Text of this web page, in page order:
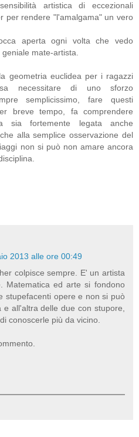
artistica di eccezionali
per rendere "l'amalgama" un vero
aperta ogni volta che vedo
mate-artista.
geometria euclidea per i ragazzi
necessitare di uno sforzo
semplicissimo, fare questi
breve tempo, fa comprendere
sia fortemente legata anche
alla semplice osservazione del
non si può non amare ancora
2013 alle ore 00:49
colpisce sempre. E' un artista
Matematica ed arte si fondono
stupefacenti opere e non si può
e all'altra delle due con stupore,
conoscerle più da vicino.